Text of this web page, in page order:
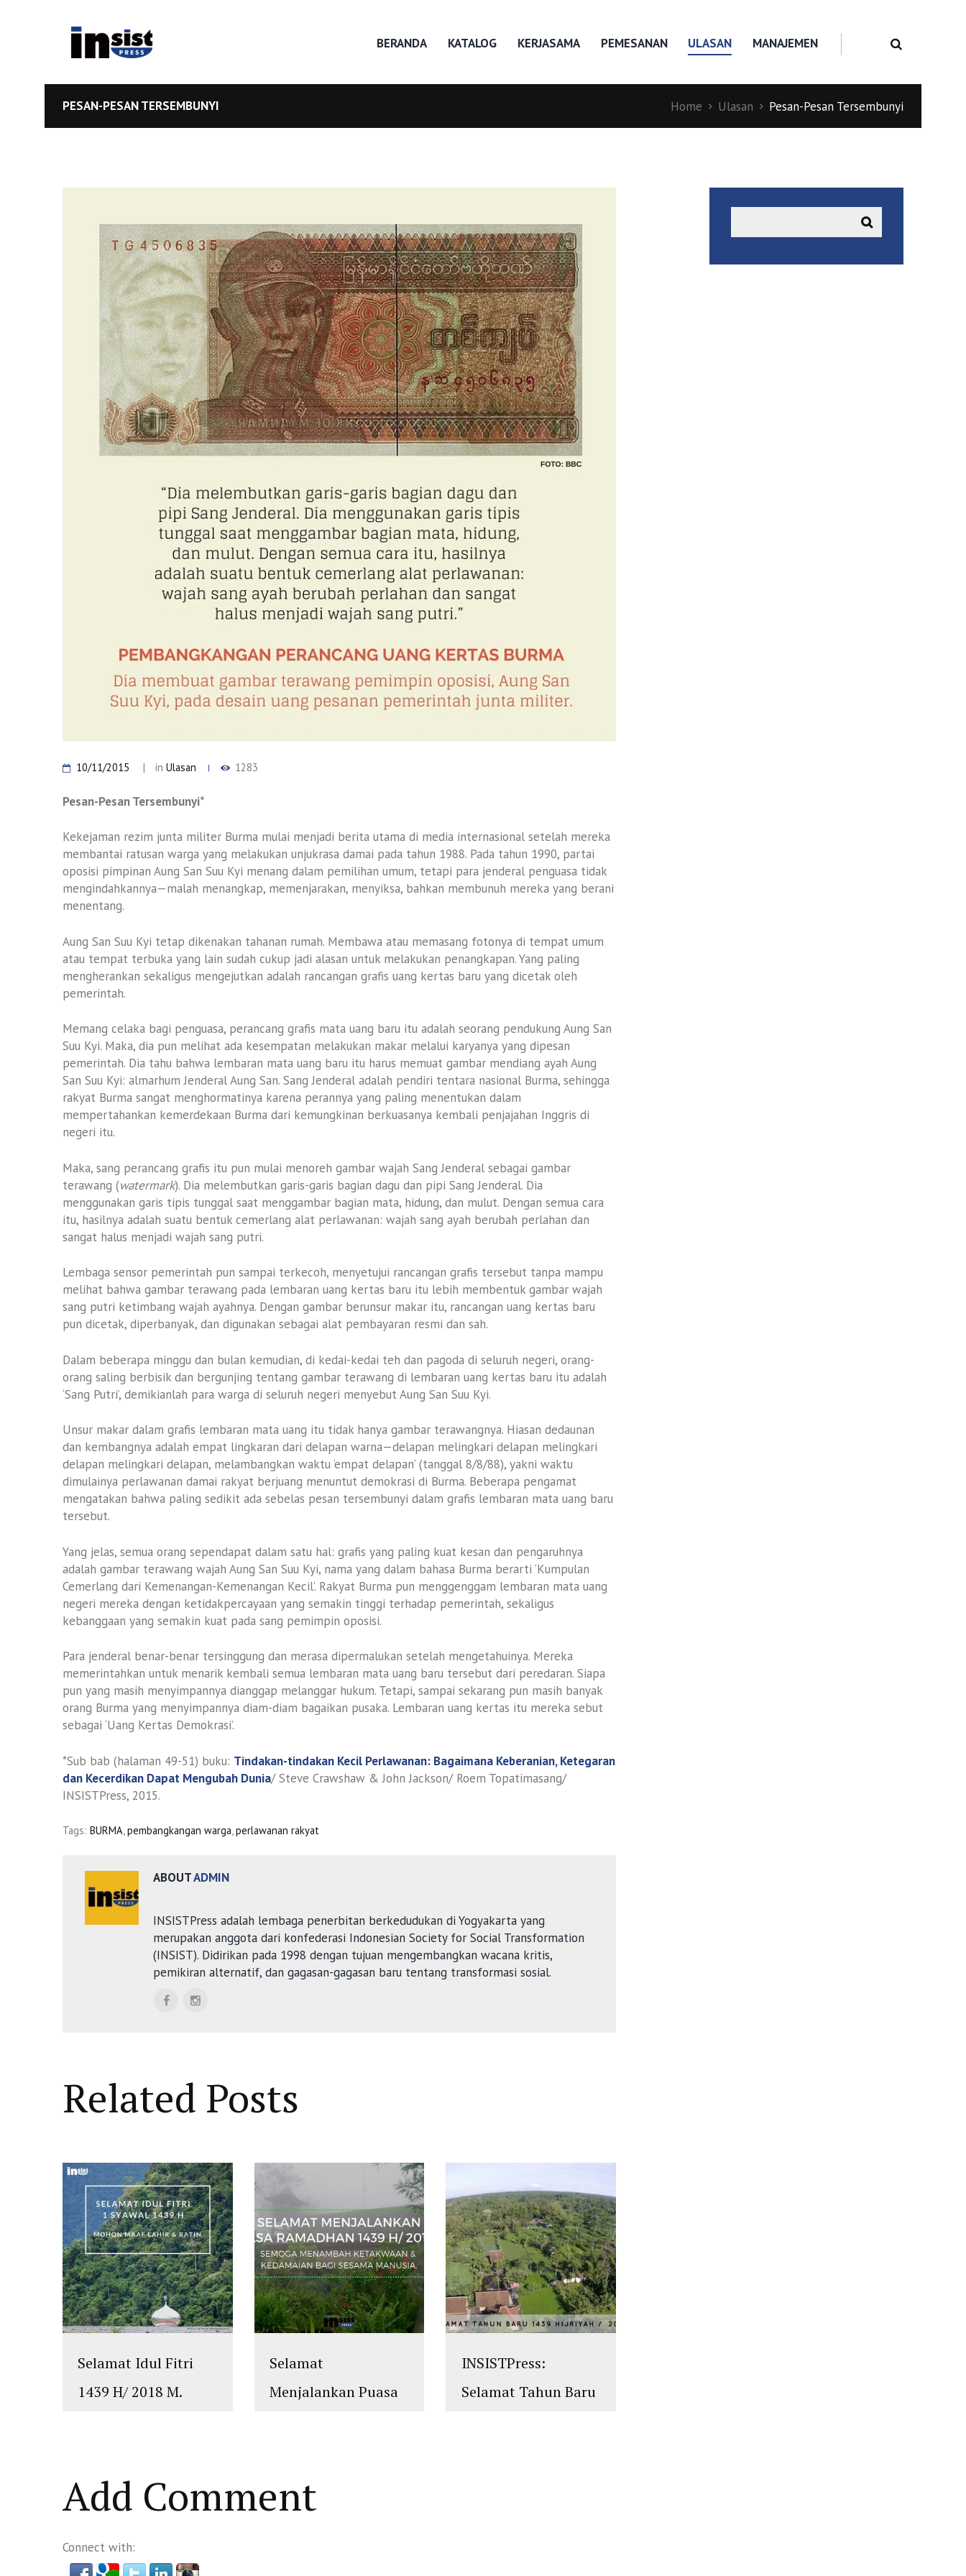
BERANDA KATALOG KERJASAMA PEMESANAN ULASAN MANAJEMEN
PESAN-PESAN TERSEMBUNYI Home Ulasan Pesan-Pesan Tersembunyi
10/11/2015 inUlasan 1283
Pesan-Pesan Tersembunyi*
Kekejaman rezim junta militer Burma mulai menjadi berita utama di media internasional setelah mereka
membantai ratusan warga yang melakukan unjukrasa damai pada tahun 1988. Pada tahun 1990, partai
oposisi pimpinan Aung San Suu Kyi menang dalam pemilihan umum, tetapi para jenderal penguasa tidak
mengindahkannya—malah menangkap, memenjarakan, menyiksa, bahkan membunuh mereka yang berani
menentang.
Aung San Suu Kyi tetap dikenakan tahanan rumah. Membawa atau memasang fotonya di tempat umum
atau tempat terbuka yang lain sudah cukup jadi alasan untuk melakukan penangkapan. Yang paling
mengherankan sekaligus mengejutkan adalah rancangan grafis uang kertas baru yang dicetak oleh
pemerintah.
Memang celaka bagi penguasa, perancang grafis mata uang baru itu adalah seorang pendukung Aung San
Suu Kyi. Maka, dia pun melihat ada kesempatan melakukan makar melalui karyanya yang dipesan
pemerintah. Dia tahu bahwa lembaran mata uang baru itu harus memuat gambar mendiang ayah Aung
San Suu Kyi: almarhum Jenderal Aung San. Sang Jenderal adalah pendiri tentara nasional Burma, sehingga
rakyat Burma sangat menghormatinya karena perannya yang paling menentukan dalam
mempertahankan kemerdekaan Burma dari kemungkinan berkuasanya kembali penjajahan Inggris di
negeri itu.
Maka, sang perancang grafis itu pun mulai menoreh gambar wajah Sang Jenderal sebagai gambar
terawang (watermark). Dia melembutkan garis-garis bagian dagu dan pipi Sang Jenderal. Dia
menggunakan garis tipis tunggal saat menggambar bagian mata, hidung, dan mulut. Dengan semua cara
itu, hasilnya adalah suatu bentuk cemerlang alat perlawanan: wajah sang ayah berubah perlahan dan
sangat halus menjadi wajah sang putri.
Lembaga sensor pemerintah pun sampai terkecoh, menyetujui rancangan grafis tersebut tanpa mampu
melihat bahwa gambar terawang pada lembaran uang kertas baru itu lebih membentuk gambar wajah
sang putri ketimbang wajah ayahnya. Dengan gambar berunsur makar itu, rancangan uang kertas baru
pun dicetak, diperbanyak, dan digunakan sebagai alat pembayaran resmi dan sah.
Dalam beberapa minggu dan bulan kemudian, di kedai-kedai teh dan pagoda di seluruh negeri, orang-
orang saling berbisik dan bergunjing tentang gambar terawang di lembaran uang kertas baru itu adalah
‘Sang Putri’, demikianlah para warga di seluruh negeri menyebut Aung San Suu Kyi.
Unsur makar dalam grafis lembaran mata uang itu tidak hanya gambar terawangnya. Hiasan dedaunan
dan kembangnya adalah empat lingkaran dari delapan warna—delapan melingkari delapan melingkari
delapan melingkari delapan, melambangkan waktu ‘empat delapan’ (tanggal 8/8/88), yakni waktu
dimulainya perlawanan damai rakyat berjuang menuntut demokrasi di Burma. Beberapa pengamat
mengatakan bahwa paling sedikit ada sebelas pesan tersembunyi dalam grafis lembaran mata uang baru
tersebut.
Yang jelas, semua orang sependapat dalam satu hal: grafis yang paling kuat kesan dan pengaruhnya
adalah gambar terawang wajah Aung San Suu Kyi, nama yang dalam bahasa Burma berarti ‘Kumpulan
Cemerlang dari Kemenangan-Kemenangan Kecil’. Rakyat Burma pun menggenggam lembaran mata uang
negeri mereka dengan ketidakpercayaan yang semakin tinggi terhadap pemerintah, sekaligus
kebanggaan yang semakin kuat pada sang pemimpin oposisi.
Para jenderal benar-benar tersinggung dan merasa dipermalukan setelah mengetahuinya. Mereka
memerintahkan untuk menarik kembali semua lembaran mata uang baru tersebut dari peredaran. Siapa
pun yang masih menyimpannya dianggap melanggar hukum. Tetapi, sampai sekarang pun masih banyak
orang Burma yang menyimpannya diam-diam bagaikan pusaka. Lembaran uang kertas itu mereka sebut
sebagai ‘Uang Kertas Demokrasi’.
*Sub bab (halaman 49-51) buku: Tindakan-tindakan Kecil Perlawanan: Bagaimana Keberanian, Ketegaran
dan Kecerdikan Dapat Mengubah Dunia/ Steve Crawshaw & John Jackson/ Roem Topatimasang/
INSISTPress, 2015.
Tags: BURMA,pembangkangan warga,perlawanan rakyat
ABOUTADMIN
INSISTPress adalah lembaga penerbitan berkedudukan di Yogyakarta yang
merupakan anggota dari konfederasi Indonesian Society for Social Transformation
(INSIST). Didirikan pada 1998 dengan tujuan mengembangkan wacana kritis,
pemikiran alternatif, dan gagasan-gagasan baru tentang transformasi sosial.
Related Posts
Selamat Idul Fitri
1439 H/ 2018 M.
Selamat
Menjalankan Puasa
INSISTPress:
Selamat Tahun Baru
Add Comment
Connect with: